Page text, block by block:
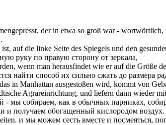
, der in etwa so groß war - wortwörtlich,
auf die linke Seite des Spiegels und den
руку по правую сторону от зеркала,
wenn man herausfindet wie er auf die Größe
найти способ их сильно сжать до размера
in Manhattan ausgestoßen wird, kommt von
Agrareinrichtung, und liefern dann wieder
- мы собираем, как в обычных парниках,
и получаем обогащенный кислородом воздух.
и мы можем сесть вместе и посмеяться,